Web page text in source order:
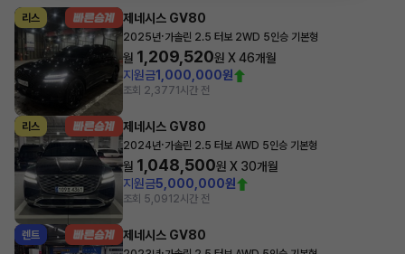
리스 제네시스 GV80
2025년·가솔린 2.5 터보 2WD 5인승 기본형
월 1,209,520원 X46개월
지원금1,000,000원
조회 2,3771시간 전
리스 제네시스 GV80
2024년·가솔린 2.5 터보 AWD 5인승 기본형
월 1,048,500원 X 30개월
지원금5,000,000원
조회 5,091 2시간 전
렌트 제네시스 GV80